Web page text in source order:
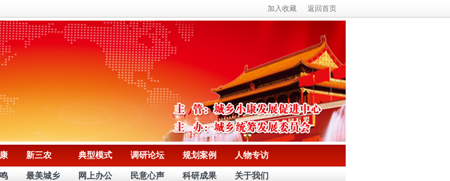
加入收藏 返回首页
新三农 典型模式 调研论坛 规划案例 人物专访
最美城乡 网上办公 民意心声 科研成果 关于我们